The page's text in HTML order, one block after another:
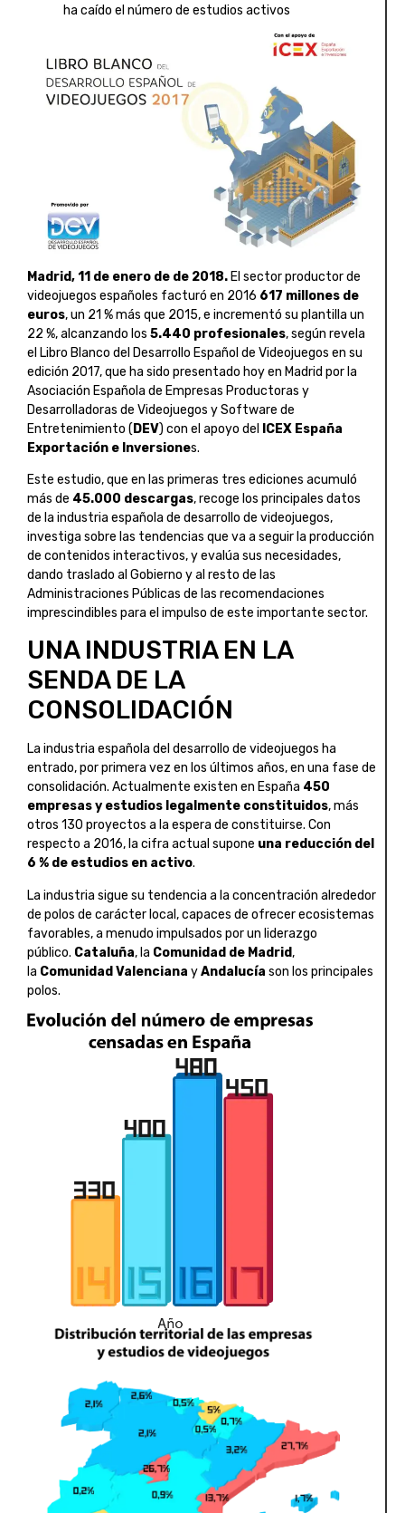
ha caído el número de estudios activos
Madrid, 11 de enero de de 2018. El sector productor de
videojuegos españoles facturó en 2016 617 millones de
euros, un 21 % más que 2015, e incrementó su plantilla un
22 %, alcanzando los 5.440 profesionales, según revela
el Libro Blanco del Desarrollo Español de Videojuegos en su
edición 2017, que ha sido presentado hoy en Madrid por la
Asociación Española de Empresas Productoras y
Desarrolladoras de Videojuegos y Software de
Entretenimiento ( DEV) con el apoyo del
ICEX España
Exportación e Inversiones.
Este estudio, que en las primeras tres ediciones acumuló
más de 45.000 descargas, recoge los principales datos
de la industria española de desarrollo de videojuegos,
investiga sobre las tendencias que va a seguir la producción
de contenidos interactivos, y evalúa sus necesidades,
dando traslado al Gobierno y al resto de las
Administraciones Públicas de las recomendaciones
imprescindibles para el impulso de este importante sector.
UNA INDUSTRIA EN LA
SENDA DE LA
CONSOLIDACIÓN
La industria española del desarrollo de videojuegos ha
entrado, por primera vez en los últimos años, en una fase de
consolidación. Actualmente existen en España 450
empresas y estudios legalmente constituidos, más
otros 130 proyectos a la espera de constituirse. Con
respecto a 2016, la cifra actual supone una reducción del
6 % de estudios en activo.
La industria sigue su tendencia a la concentración alrededor
de polos de carácter local, capaces de ofrecer ecosistemas
favorables, a menudo impulsados por un liderazgo
público. Cataluña, la Comunidad de Madrid,
la Comunidad Valenciana yAndalucía son los principales
polos.